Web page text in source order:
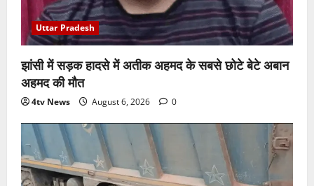
Uttar Pradesh
झांसी में सड़क हादसे में अतीक अहमद के सबसे छोटे बेटे अबान
अहमद की मौत
4tv News August 6, 2026 0